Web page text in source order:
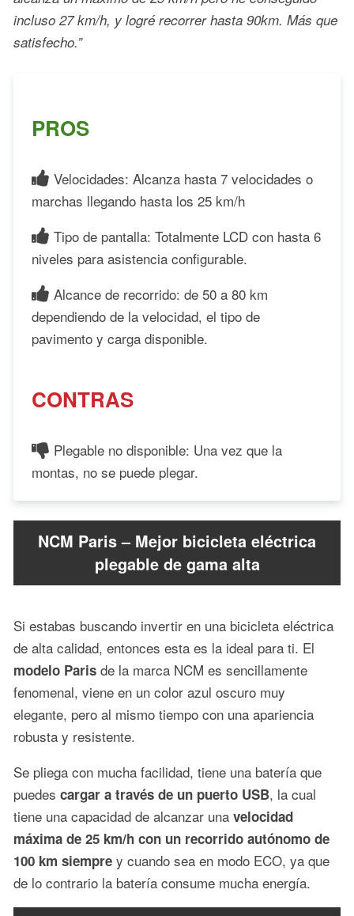
incluso 27 km/h, y logré recorrer hasta 90km. Más que
satisfecho.”
PROS
Velocidades: Alcanza hasta 7 velocidades o
marchas llegando hasta los 25 km/h
Tipo de pantalla: Totalmente LCD con hasta 6
niveles para asistencia configurable.
Alcance de recorrido: de 50 a 80 km
dependiendo de la velocidad, el tipo de
pavimento y carga disponible.
CONTRAS
Plegable no disponible: Una vez que la
montas, no se puede plegar.
NCM Paris – Mejor bicicleta eléctrica
plegable de gama alta
Si estabas buscando invertir en una bicicleta eléctrica
de alta calidad, entonces esta es la ideal para ti. El
modelo Paris de la marca NCM es sencillamente
fenomenal, viene en un color azul oscuro muy
elegante, pero al mismo tiempo con una apariencia
robusta y resistente.
Se pliega con mucha facilidad, tiene una batería que
puedes cargar a través de un puerto USB, la cual
tiene una capacidad de alcanzar una velocidad
máxima de 25 km/h con un recorrido autónomo de
100 km siempre y cuando sea en modo ECO, ya que
de lo contrario la batería consume mucha energía.